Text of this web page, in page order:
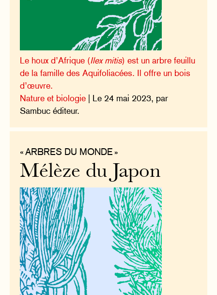
Le houx d’Afrique (Ilex mitis) est un arbre feuillu
de la famille des Aquifoliacées. Il offre un bois
d’œuvre.
Nature et biologie | Le 24 mai 2023, par
Sambuc éditeur.
« ARBRES DU MONDE »
Mélèze du Japon